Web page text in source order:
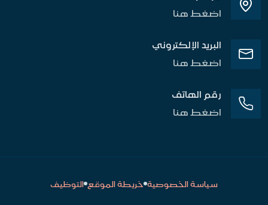
اضغط هنا
البريد الإلكتروني
اضغط هنا
رقم الهاتف
اضغط هنا
سياسة الخصوصية خريطة الموقع التوظيف